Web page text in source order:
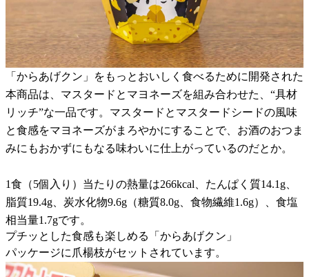
「からあげクン」をもっとおいしく食べるために開発された
本商品は、マスタードとマヨネーズを組み合わせた、“具材
リッチ”な一品です。マスタードとマスタードシードの風味
と食感をマヨネーズがまろやかにすることで、お酒のおつま
みにもおかずにもなる味わいに仕上がっているのだとか。
1食（5個入り）当たりの熱量は266kcal、たんぱく質14.1g、
脂質19.4g、炭水化物9.6g（糖質8.0g、食物繊維1.6g）、食塩
相当量1.7gです。
プチッとした食感も楽しめる「からあげクン」
パッケージに爪楊枝がセットされています。